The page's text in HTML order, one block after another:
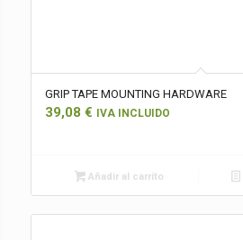
GRIP TAPE MOUNTING HARDWARE
39,08 € IVA INCLUIDO
Añadir al carrito